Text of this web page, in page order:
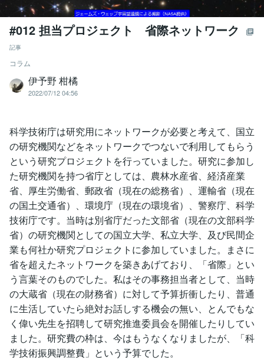
#012 担当プロジェクト 省際ネットワーク
記事
コラム
伊予野 柑橘
2022/07/12 04:56
科学技術庁は研究用にネットワークが必要と考えて、国立
の研究機関などをネットワークでつないで利用してもらう
という研究プロジェクトを行っていました。研究に参加し
た研究機関を持つ省庁としては、農林水産省、経済産業
省、厚生労働省、郵政省（現在の総務省）、運輸省（現在
の国土交通省）、環境庁（現在の環境省）、警察庁、科学
技術庁です。当時は別省庁だった文部省（現在の文部科学
省）の研究機関としての国立大学、私立大学、及び民間企
業も何社か研究プロジェクトに参加していました。まさに
省を超えたネットワークを築きあげており、「省際」とい
う言葉そのものでした。私はその事務担当者として、当時
の大蔵省（現在の財務省）に対して予算折衝したり、普通
に生活していたら絶対お話しする機会の無い、とんでもな
く偉い先生を招聘して研究推進委員会を開催したりしてい
ました。研究費の枠は、今はもうなくなりましたが、「科
学技術振興調整費」という予算でした。